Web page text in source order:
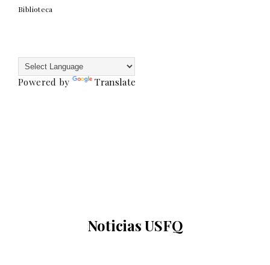
Biblioteca
Powered by Translate
Noticias USFQ